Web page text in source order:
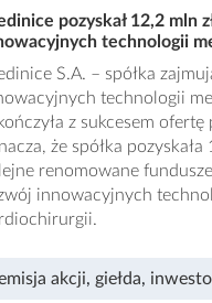
pozyskał 12,2 mln
technologii
S.A. – spółka
technologii
z sukcesem
że spółka
renomowane
innowacyjnych
akcji, giełda,